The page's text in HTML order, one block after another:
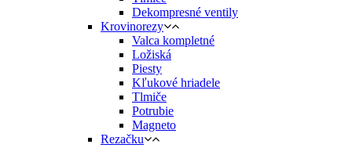
Dekompresné ventily
Krovinorezy
Valca kompletné
Ložiská
Piesty
Kľukové hriadele
Tlmiče
Potrubie
Magneto
Rezačku